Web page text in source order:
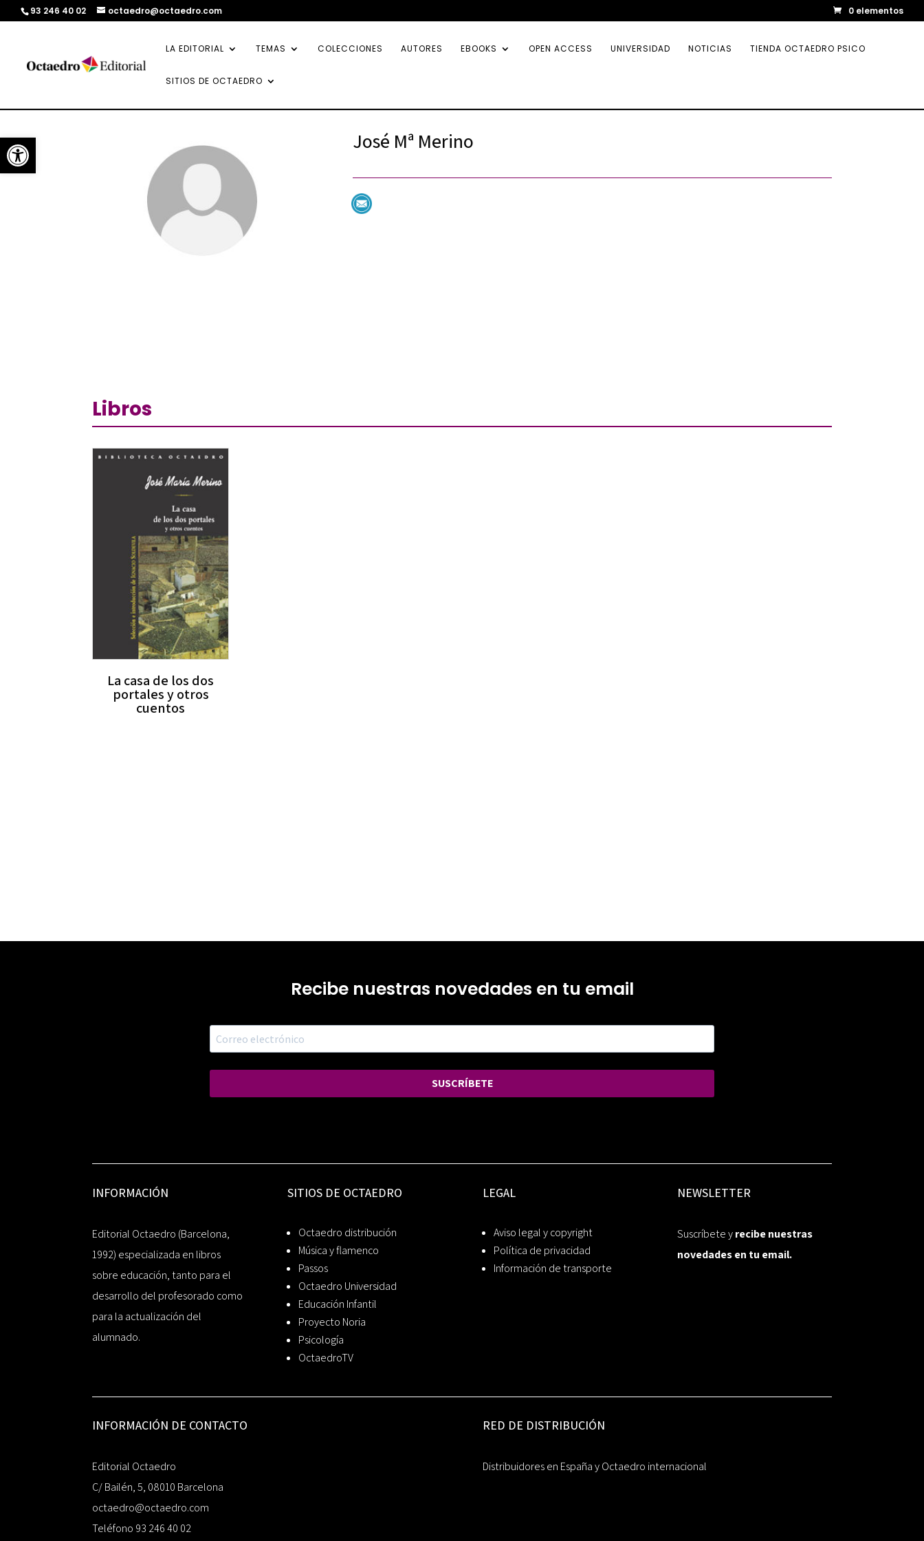
Abrir barra de herramientas
93 246 40 02 octaedro@octaedro.com 0 elementos
LA EDITORIAL TEMAS COLECCIONES AUTORES EBOOKS OPEN ACCESS UNIVERSIDAD NOTICIAS TIENDA OCTAEDRO PSICO
SITIOS DE OCTAEDRO
José Mª Merino
Libros
La casa de los dos
portales y otros
cuentos
Recibe nuestras novedades en tu email
SUSCRÍBETE
INFORMACIÓN
Editorial Octaedro (Barcelona,
1992) especializada en libros
sobre educación, tanto para el
desarrollo del profesorado como
para la actualización del
alumnado.
SITIOS DE OCTAEDRO
Octaedro distribución
Música y flamenco
Passos
Octaedro Universidad
Educación Infantil
Proyecto Noria
Psicología
OctaedroTV
LEGAL
Aviso legal y copyright
Política de privacidad
Información de transporte
NEWSLETTER
Suscríbete yrecibe nuestras
novedades en tu email.
INFORMACIÓN DE CONTACTO
Editorial Octaedro
C/ Bailén, 5, 08010 Barcelona
octaedro@octaedro.com
Teléfono 93 246 40 02
RED DE DISTRIBUCIÓN
Distribuidores en España y Octaedro internacional